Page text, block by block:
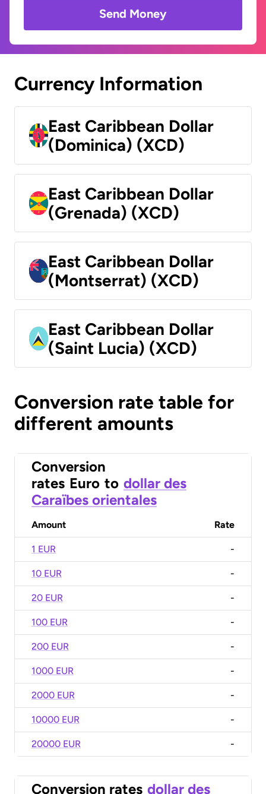
Send Money
Currency Information
East Caribbean Dollar
(Dominica) (XCD)
East Caribbean Dollar
(Grenada) (XCD)
East Caribbean Dollar
(Montserrat) (XCD)
East Caribbean Dollar
(Saint Lucia) (XCD)
Conversion rate table for
different amounts
Conversion
rates Euro to dollar des
Caraïbes orientales
Amount Rate
1 EUR -
10 EUR -
20 EUR -
100 EUR -
200 EUR -
1000 EUR -
2000 EUR -
10000 EUR -
20000 EUR -
Conversion rates dollar des